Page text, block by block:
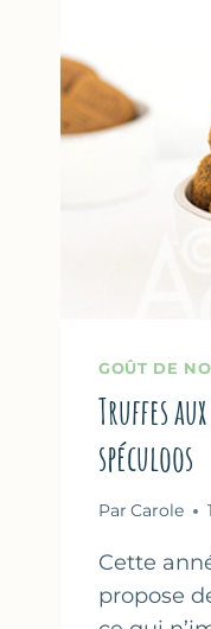
GOÛT DE
Truffes
spéculoos
Par Carole
Cette
propose